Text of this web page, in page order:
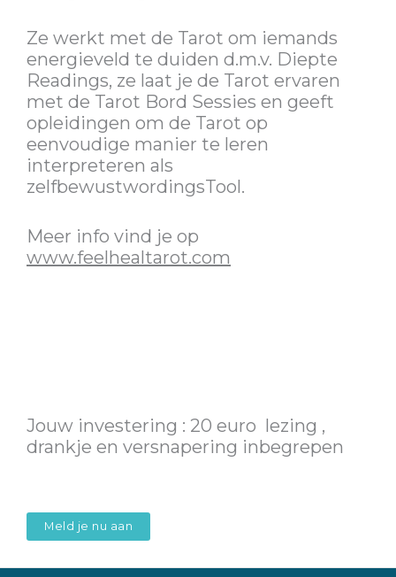
Ze werkt met de Tarot om iemands
energieveld te duiden d.m.v. Diepte
Readings, ze laat je de Tarot ervaren
met de Tarot Bord Sessies en geeft
opleidingen om de Tarot op
eenvoudige manier te leren
interpreteren als
zelfbewustwordingsTool.
Meer info vind je op
www.feelhealtarot.com
Jouw investering : 20 euro lezing ,
drankje en versnapering inbegrepen
Meld je nu aan